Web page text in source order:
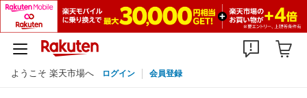
ようこそ 楽天市場へ ログイン 会員登録